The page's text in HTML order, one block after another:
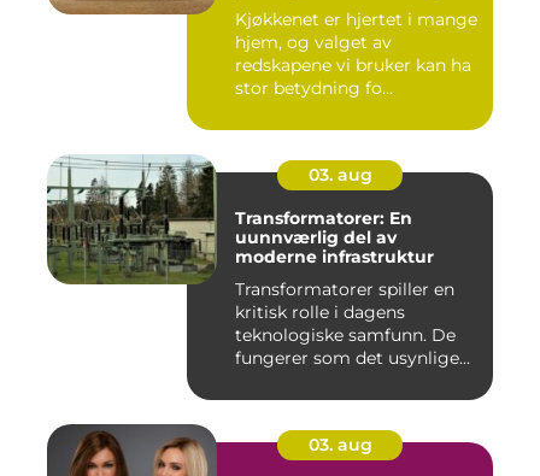
Kjøkkenet er hjertet i mange
hjem, og valget av
redskapene vi bruker kan ha
stor betydning fo...
03. aug
Transformatorer: En
uunnværlig del av
moderne infrastruktur
Transformatorer spiller en
kritisk rolle i dagens
teknologiske samfunn. De
fungerer som det usynlige...
03. aug